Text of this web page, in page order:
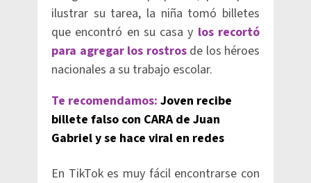
ilustrar su tarea, la niña tomó billetes
que encontró en su casa y los recortó
para agregar los rostrosde los héroes
nacionales a su trabajo escolar.
Te recomendamos: Joven recibe
billete falso con CARA de Juan
Gabriel y se hace viral en redes
En TikTok es muy fácil encontrarse con